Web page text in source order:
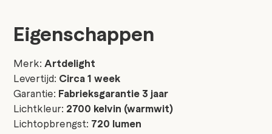
Eigenschappen
Merk: Artdelight
Levertijd: Circa 1 week
Garantie: Fabrieksgarantie 3 jaar
Lichtkleur: 2700 kelvin (warmwit)
Lichtopbrengst: 720 lumen